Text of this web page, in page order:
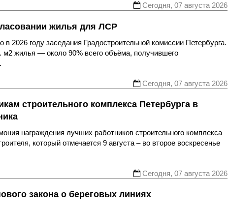
Сегодня, 07 августа 2026
жилья для ЛСР
2026 году заседания Градостроительной комиссии Петербурга.
жилья — около 90% всего объёма, получившего
Сегодня, 07 августа 2026
строительного комплекса Петербурга в
награждения лучших работников строительного комплекса
который отмечается 9 августа – во второе воскресенье
Сегодня, 07 августа 2026
закона о береговых линиях